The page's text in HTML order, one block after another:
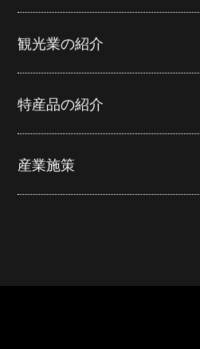
観光業の紹介
特産品の紹介
産業施策